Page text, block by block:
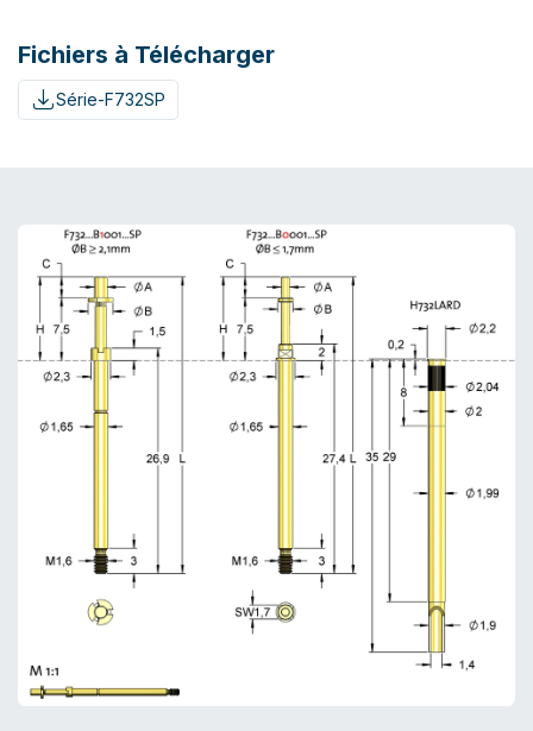
Fichiers à Télécharger
Série-F732SP